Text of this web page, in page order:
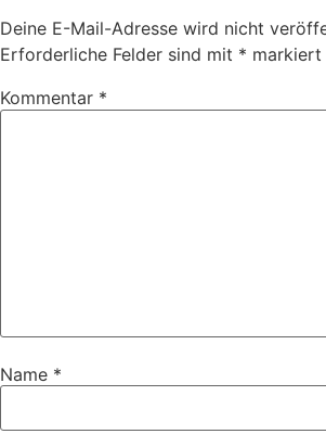
Deine E-Mail-Adresse wird nicht
Erforderliche Felder sind mit * markiert
Kommentar *
Name *